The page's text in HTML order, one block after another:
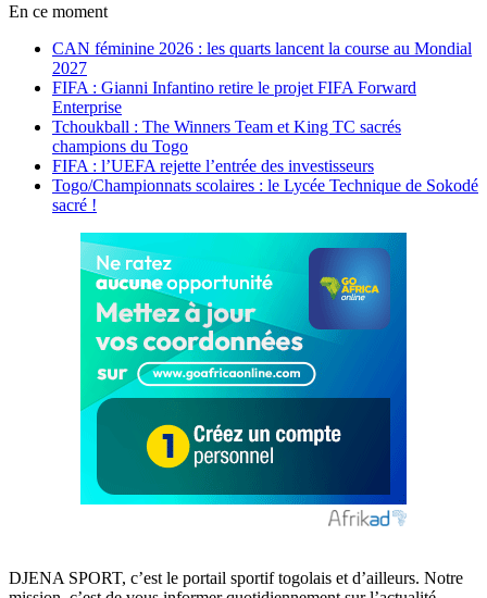
En ce moment
CAN féminine 2026 : les quarts lancent la course au Mondial
2027
FIFA : Gianni Infantino retire le projet FIFA Forward
Enterprise
Tchoukball : The Winners Team et King TC sacrés
champions du Togo
FIFA : l’UEFA rejette l’entrée des investisseurs
Togo/Championnats scolaires : le Lycée Technique de Sokodé
sacré !
DJENA SPORT, c’est le portail sportif togolais et d’ailleurs. Notre